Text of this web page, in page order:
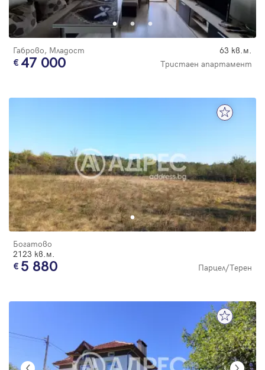
Габрово, Младост 63 кв.м.
47 000 Тристаен апартамент
Богатово
2123 кв.м.
5 880 Парцел/Терен